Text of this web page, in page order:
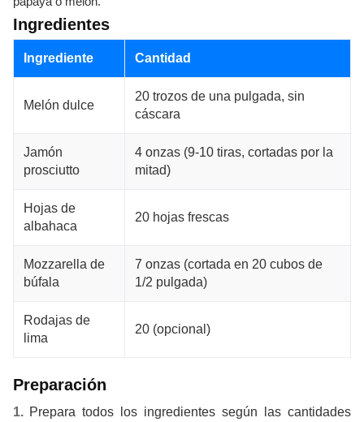
Ingredientes
Ingrediente Cantidad
Melón dulce
20 trozos de una pulgada, sin
cáscara
Jamón
prosciutto
4 onzas (9-10 tiras, cortadas por la
mitad)
Hojas de
albahaca
20 hojas frescas
Mozzarella de
búfala
7 onzas (cortada en 20 cubos de
1/2 pulgada)
Rodajas de
lima
20 (opcional)
Preparación
Prepara todos los ingredientes según las cantidades